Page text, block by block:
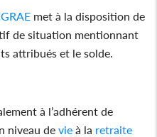
met à la disposition de
de situation mentionnant
attribués et le solde.
à l’adhérent de
niveau devie à la retraite